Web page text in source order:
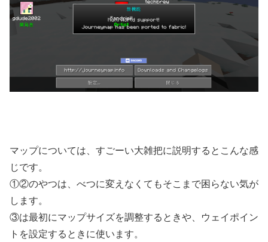
マップについては、すごーい大雑把に説明するとこんな感
じです。
①②のやつは、べつに変えなくてもそこまで困らない気が
します。
③は最初にマップサイズを調整するときや、ウェイポイン
トを設定するときに使います。